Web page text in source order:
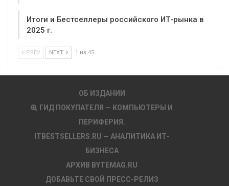
Итоги и Бестселлеры российского ИТ-рынка в
2025 г.
PREV NEXT 1 из 45
ОБ ИЗДАНИИ
ГИД ПОКУПАТЕЛЯ — КОМПЬЮТЕРЫ И
ПЕРИФЕРИЯ.
ITBESTSELLERS.RU — АНАЛИТИКА ИТ-
БИЗНЕСА
АРХИВ BYTEMAG.RU
ДОБАВЬТЕ СВОЙ ПРЕСС-РЕЛИЗ